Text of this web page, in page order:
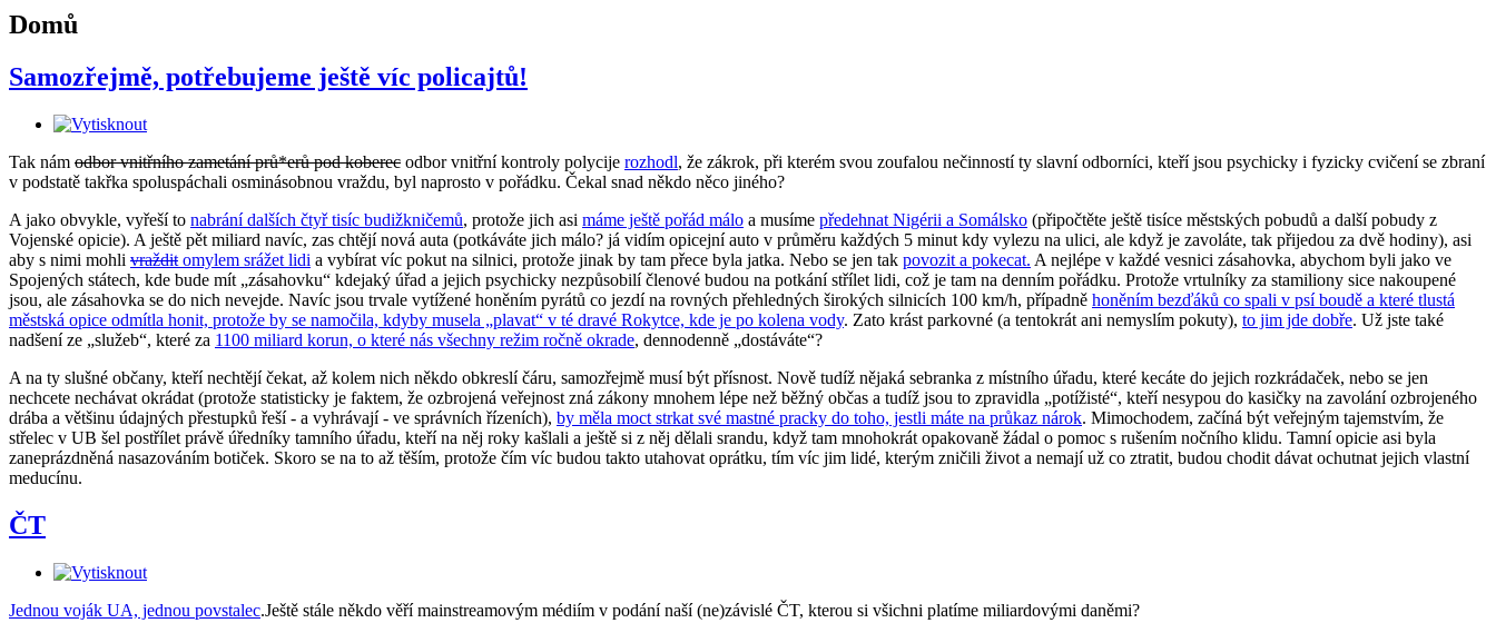
Domů
Samozřejmě, potřebujeme ještě víc policajtů!
Tak nám odbor vnitřního zametání prů*erů pod koberec odbor vnitřní kontroly polycije rozhodl, že zákrok, při kterém svou zoufalou nečinností ty slavní odborníci, kteří jsou psychicky i fyzicky cvičení se zbraní
v podstatě takřka spoluspáchali osminásobnou vraždu, byl naprosto v pořádku. Čekal snad někdo něco jiného?
A jako obvykle, vyřeší to nabrání dalších čtyř tisíc budižkničemů, protože jich asi máme ještě pořád málo a musíme předehnat Nigérii a Somálsko (připočtěte ještě tisíce městských pobudů a další pobudy z
Vojenské opicie). A ještě pět miliard navíc, zas chtějí nová auta (potkáváte jich málo? já vidím opicejní auto v průměru každých 5 minut kdy vylezu na ulici, ale když je zavoláte, tak přijedou za dvě hodiny), asi
aby s nimi mohli vraždit omylem srážet lidi a vybírat víc pokut na silnici, protože jinak by tam přece byla jatka. Nebo se jen tak povozit a pokecat. A nejlépe v každé vesnici zásahovka, abychom byli jako ve
Spojených státech, kde bude mít „zásahovku“ kdejaký úřad a jejich psychicky nezpůsobilí členové budou na potkání střílet lidi, což je tam na denním pořádku. Protože vrtulníky za stamiliony sice nakoupené
jsou, ale zásahovka se do nich nevejde. Navíc jsou trvale vytížené honěním pyrátů co jezdí na rovných přehledných širokých silnicích 100 km/h, případně honěním bezďáků co spali v psí boudě a které tlustá
městská opice odmítla honit, protože by se namočila, kdyby musela „plavat“ v té dravé Rokytce, kde je po kolena vody. Zato krást parkovné (a tentokrát ani nemyslím pokuty), to jim jde dobře. Už jste také
nadšení ze „služeb“, které za 1100 miliard korun, o které nás všechny režim ročně okrade, dennodenně „dostáváte“?
A na ty slušné občany, kteří nechtějí čekat, až kolem nich někdo obkreslí čáru, samozřejmě musí být přísnost. Nově tudíž nějaká sebranka z místního úřadu, které kecáte do jejich rozkrádaček, nebo se jen
nechcete nechávat okrádat (protože statisticky je faktem, že ozbrojená veřejnost zná zákony mnohem lépe než běžný občas a tudíž jsou to zpravidla „potížisté“, kteří nesypou do kasičky na zavolání ozbrojeného
drába a většinu údajných přestupků řeší - a vyhrávají - ve správních řízeních), by měla moct strkat své mastné pracky do toho, jestli máte na průkaz nárok. Mimochodem, začíná být veřejným tajemstvím, že
střelec v UB šel postřílet právě úředníky tamního úřadu, kteří na něj roky kašlali a ještě si z něj dělali srandu, když tam mnohokrát opakovaně žádal o pomoc s rušením nočního klidu. Tamní opicie asi byla
zaneprázdněná nasazováním botiček. Skoro se na to až těším, protože čím víc budou takto utahovat oprátku, tím víc jim lidé, kterým zničili život a nemají už co ztratit, budou chodit dávat ochutnat jejich vlastní
meducínu.
ČT
Jednou voják UA, jednou povstalec.Ještě stále někdo věří mainstreamovým médiím v podání naší (ne)závislé ČT, kterou si všichni platíme miliardovými daněmi?